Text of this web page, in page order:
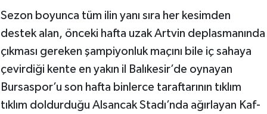
Sezon boyunca tüm ilin yanı sıra her kesimden
destek alan, önceki hafta uzak Artvin deplasmanında
çıkması gereken şampiyonluk maçını bile iç sahaya
çevirdiği kente en yakın il Balıkesir’de oynayan
Bursaspor’u son hafta binlerce taraftarının tıklım
tıklım doldurduğu Alsancak Stadı’nda ağırlayan Kaf-